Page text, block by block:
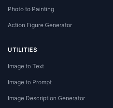
Photo to Painting
Action Figure Generator
UTILITIES
Image to Text
Image to Prompt
Image Description Generator